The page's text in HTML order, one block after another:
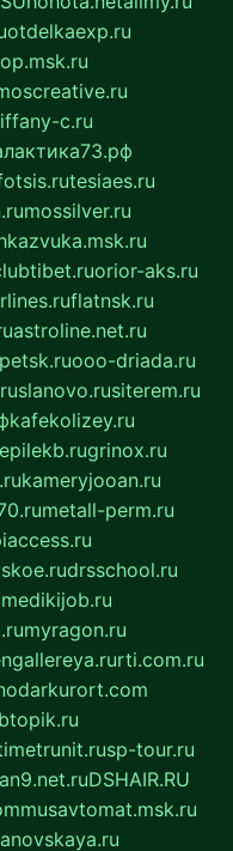
otdelkaexp.ru
c.ru
tesiaes.ru
mossilver.ru
orior-aks.ru
flatnsk.ru
astroline.net.ru
ooo-driada.ru
siterem.ru
kafekolizey.ru
grinox.ru
kameryjooan.ru
metall-perm.ru
drsschool.ru
medikijob.ru
myragon.ru
rti.com.ru
sp-tour.ru
DSHAIR.RU
musavtomat.msk.ru